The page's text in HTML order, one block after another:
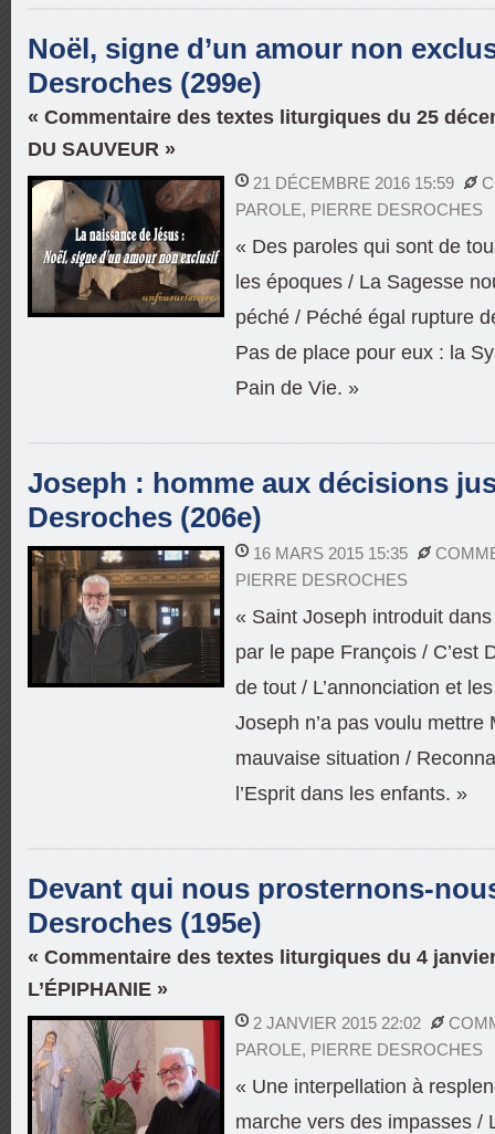
Noël, signe d’un amour non
Desroches (299e)
« Commentaire des textes liturgiques du 25
DU SAUVEUR »
21 DÉCEMBRE 2016 15:59
PAROLE, PIERRE DESROCHES
« Des paroles qui sont de
les époques / La Sagesse
péché / Péché égal rupture
Pas de place pour eux : la
Pain de Vie. »
Joseph : homme aux décisions
Desroches (206e)
16 MARS 2015 15:35
PIERRE DESROCHES
« Saint Joseph introduit
par le pape François / C’est
de tout / L’annonciation et
Joseph n’a pas voulu mettre
mauvaise situation /
l’Esprit dans les enfants. »
Devant qui nous prosternons-
Desroches (195e)
« Commentaire des textes liturgiques du 4
L’ÉPIPHANIE »
2 JANVIER 2015 22:02
PAROLE, PIERRE DESROCHES
« Une interpellation à
marche vers des impasses /